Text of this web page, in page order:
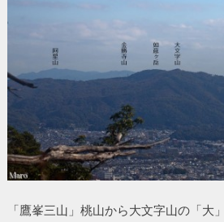
「鷹峯三山」桃山から大文字山の「大